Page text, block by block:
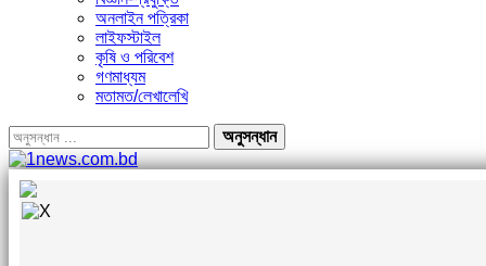
অনলাইন পত্রিকা
লাইফস্টাইল
কৃষি ও পরিবেশ
গণমাধ্যম
মতামত/লেখালেখি